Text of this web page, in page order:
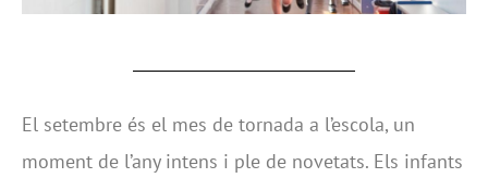
El setembre és el mes de tornada a l’escola, un
moment de l’any intens i ple de novetats. Els infants